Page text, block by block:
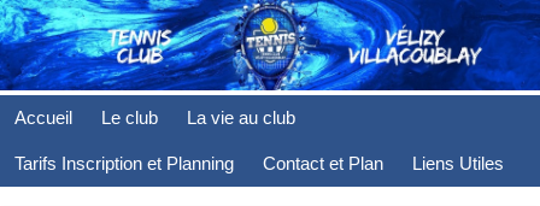
Accueil Le club La vie au club
Tarifs Inscription et Planning Contact et Plan Liens Utiles
Panneau de gestion des cookies